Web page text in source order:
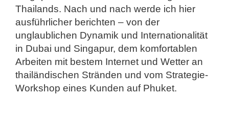
Thailands. Nach und nach werde ich hier
ausführlicher berichten – von der
unglaublichen Dynamik und Internationalität
in Dubai und Singapur, dem komfortablen
Arbeiten mit bestem Internet und Wetter an
thailändischen Stränden und vom Strategie-
Workshop eines Kunden auf Phuket.